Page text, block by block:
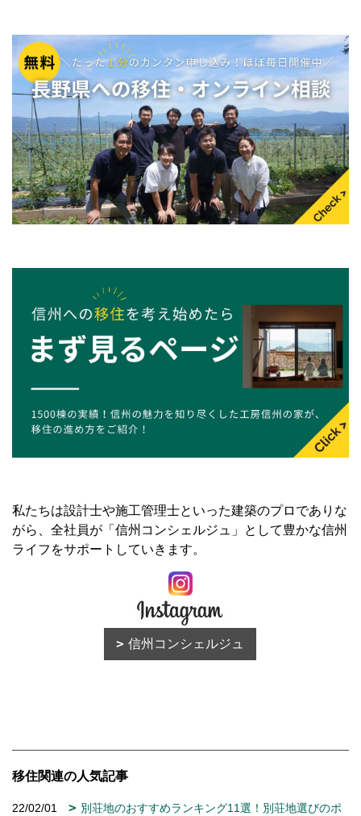
私たちは設計士や施工管理士といった建築のプロでありな
がら、全社員が「信州コンシェルジュ」として豊かな信州
ライフをサポートしていきます。
信州コンシェルジュ
移住関連の人気記事
22/02/01
別荘地のおすすめランキング11選！別荘地選びのポ